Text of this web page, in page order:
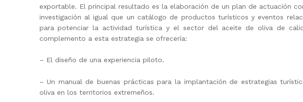
exportable. El principal resultado es la elaboración de un plan de actuación
investigación al igual que un catálogo de productos turísticos y eventos
para potenciar la actividad turística y el sector del aceite de oliva de
complemento a esta estrategia se ofrecería:
– El diseño de una experiencia piloto.
– Un manual de buenas prácticas para la implantación de estrategias
oliva en los territorios extremeños.